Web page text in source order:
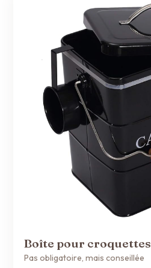
Boîte pour croquettes
Pas obligatoire, mais conseillée